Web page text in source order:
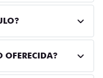
OFERECIDA?